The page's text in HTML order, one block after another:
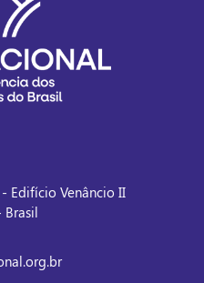
Edifício Venâncio II
Brasil